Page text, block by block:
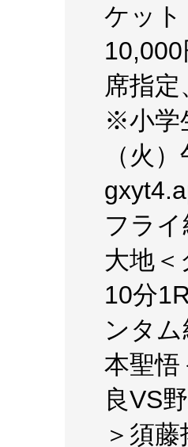
ケット
席指
※小学
（火
フラ
大地
10分
ンタ
本聖
良VS
＞須